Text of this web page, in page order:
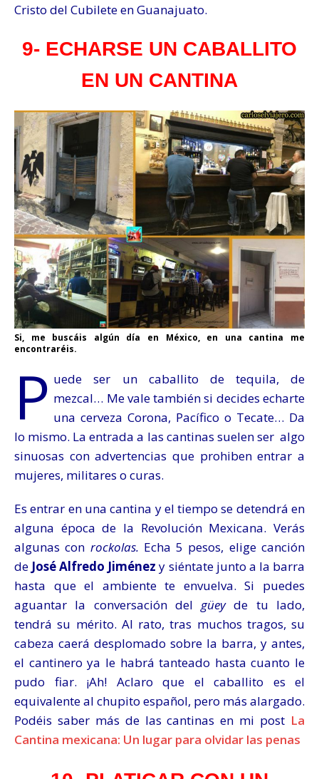
Cristo del Cubilete en Guanajuato.
9- ECHARSE UN CABALLITO
EN UN CANTINA
Si, me buscáis algún día en México, en una cantina me
encontraréis.
P uede ser un caballito de tequila, de
mezcal… Me vale también si decides echarte
una cerveza Corona, Pacífico o Tecate… Da
lo mismo. La entrada a las cantinas suelen ser algo
sinuosas con advertencias que prohiben entrar a
mujeres, militares o curas.
Es entrar en una cantina y el tiempo se detendrá en
alguna época de la Revolución Mexicana. Verás
algunas con rockolas. Echa 5 pesos, elige canción
de José Alfredo Jiménez y siéntate junto a la barra
hasta que el ambiente te envuelva. Si puedes
aguantar la conversación delgüeyde tu lado,
tendrá su mérito. Al rato, tras muchos tragos, su
cabeza caerá desplomado sobre la barra, y antes,
el cantinero ya le habrá tanteado hasta cuanto le
pudo fiar. ¡Ah! Aclaro que el caballito es el
equivalente al chupito español, pero más alargado.
Podéis saber más de las cantinas en mi post La
Cantina mexicana: Un lugar para olvidar las penas